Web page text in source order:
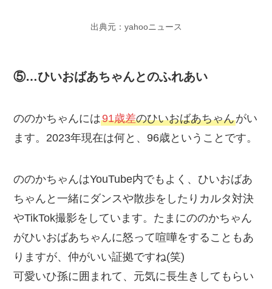
出典元：yahooニュース
⑤…ひいおばあちゃんとのふれあい
ののかちゃんには91歳差のひいおばあちゃんがい
ます。2023年現在は何と、96歳ということです。
ののかちゃんはYouTube内でもよく、ひいおばあ
ちゃんと一緒にダンスや散歩をしたりカルタ対決
やTikTok撮影をしています。たまにののかちゃん
がひいおばあちゃんに怒って喧嘩をすることもあ
りますが、仲がいい証拠ですね(笑)
可愛いひ孫に囲まれて、元気に長生きしてもらい